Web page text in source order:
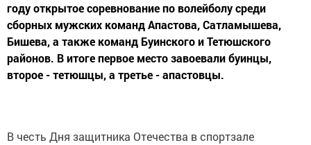
году открытое соревнование по волейболу среди
сборных мужских команд Апастова, Сатламышева,
Бишева, а также команд Буинского и Тетюшского
районов. В итоге первое место завоевали буинцы,
второе - тетюшцы, а третье - апастовцы.
В честь Дня защитника Отечества в спортзале